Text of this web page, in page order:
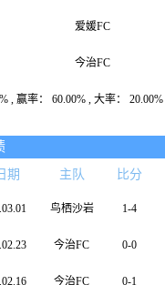
爱媛FC
今治FC
, 赢率： 60.00% , 大率： 20.00%
期 主队 比分
鸟栖沙岩 1-4
今治FC 0-0
今治FC 0-1